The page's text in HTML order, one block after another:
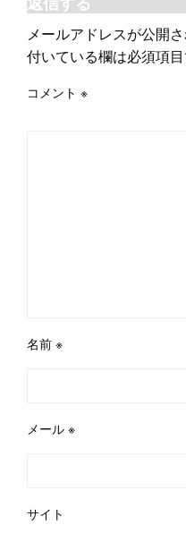
メールアドレスが公開
付いている欄は必須項
コメント ※
名前 ※
メール ※
サイト